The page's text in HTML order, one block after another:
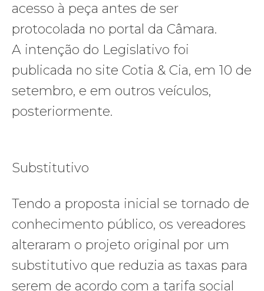
acesso à peça antes de ser
protocolada no portal da Câmara.
A intenção do Legislativo foi
publicada no site Cotia & Cia, em 10 de
setembro, e em outros veículos,
posteriormente.
Substitutivo
Tendo a proposta inicial se tornado de
conhecimento público, os vereadores
alteraram o projeto original por um
substitutivo que reduzia as taxas para
serem de acordo com a tarifa social